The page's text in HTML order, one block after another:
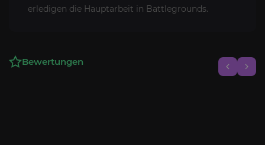
erledigen die Hauptarbeit in Battlegrounds.
Bewertungen